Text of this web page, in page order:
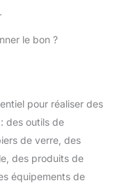
le bon ?
pour réaliser des
des outils de
de verre, des
des produits de
équipements de